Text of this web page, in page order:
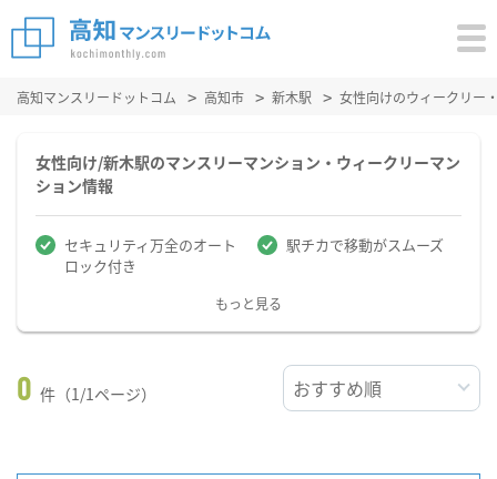
高知マンスリードットコム 高知市 新木駅 女性向けのウィークリー
女性向け/新木駅のマンスリーマンション・ウィークリーマン
ション情報
セキュリティ万全のオート
ロック付き
駅チカで移動がスムーズ
もっと見る
0 件（1/1ページ）